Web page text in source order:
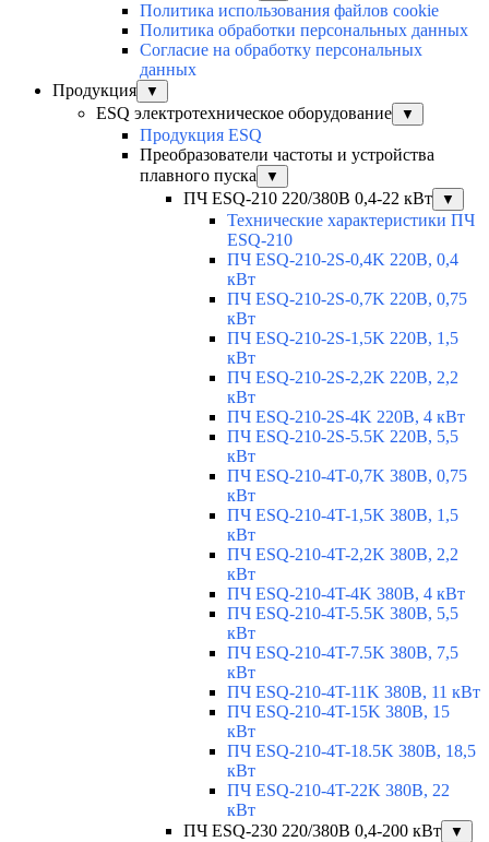
Политика использования файлов cookie
Политика обработки персональных данных
Согласие на обработку персональных
данных
Продукция
▼
ESQ электротехническое оборудование ▼
Продукция ESQ
Преобразователи частоты и устройства
плавного пуска
▼
ПЧ ESQ-210 220/380В 0,4-22 кВт ▼
Технические характеристики ПЧ
ESQ-210
ПЧ ESQ-210-2S-0,4K 220В, 0,4
кВт
ПЧ ESQ-210-2S-0,7K 220В, 0,75
кВт
ПЧ ESQ-210-2S-1,5K 220В, 1,5
кВт
ПЧ ESQ-210-2S-2,2K 220В, 2,2
кВт
ПЧ ESQ-210-2S-4K 220В, 4 кВт
ПЧ ESQ-210-2S-5.5K 220В, 5,5
кВт
ПЧ ESQ-210-4T-0,7K 380В, 0,75
кВт
ПЧ ESQ-210-4T-1,5K 380В, 1,5
кВт
ПЧ ESQ-210-4T-2,2K 380В, 2,2
кВт
ПЧ ESQ-210-4T-4K 380В, 4 кВт
ПЧ ESQ-210-4T-5.5K 380В, 5,5
кВт
ПЧ ESQ-210-4T-7.5K 380В, 7,5
кВт
ПЧ ESQ-210-4T-11K 380В, 11 кВт
ПЧ ESQ-210-4T-15K 380В, 15
кВт
ПЧ ESQ-210-4T-18.5K 380В, 18,5
кВт
ПЧ ESQ-210-4T-22K 380В, 22
кВт
ПЧ ESQ-230 220/380В 0,4-200 кВт
▼